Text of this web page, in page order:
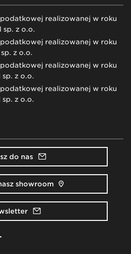
realizowanej w roku
z o.o.
realizowanej w roku
z o.o.
realizowanej w roku
z o.o.
realizowanej w roku
z o.o.
do nas
showroom